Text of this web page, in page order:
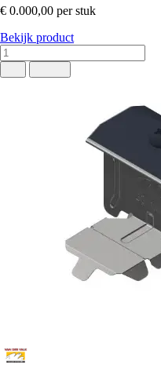
€ 0.000,00 per stuk
Bekijk product